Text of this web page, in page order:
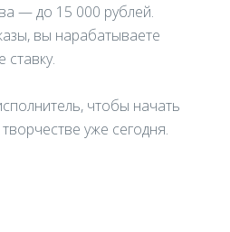
— до 15 000 рублей.
вы нарабатываете
чтобы начать
уже сегодня.